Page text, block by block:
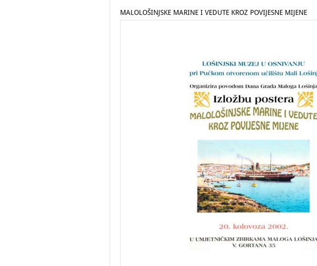
MALOLOŠINJSKE MARINE I VEDUTE KROZ POVIJESNE MIJENE